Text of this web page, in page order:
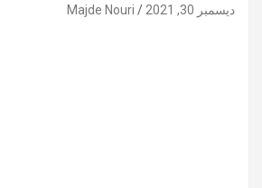
ديسمبر 30, 2021 Majde Nouri